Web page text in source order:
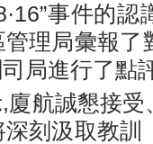
事件的認
理局彙報了
局進行了點
航誠懇接受
刻汲取教訓